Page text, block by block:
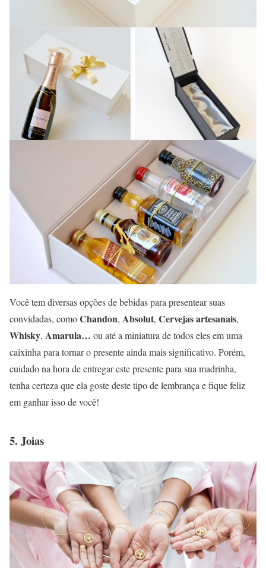
Você tem diversas opções de bebidas para presentear suas
convidadas, comoChandon, Absolut, Cervejas artesanais,
Whisky, Amarula… ou até a miniatura de todos eles em uma
caixinha para tornar o presente ainda mais significativo. Porém,
cuidado na hora de entregar este presente para sua madrinha,
tenha certeza que ela goste deste tipo de lembrança e fique feliz
em ganhar isso de você!
5. Joias